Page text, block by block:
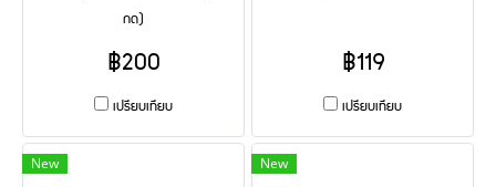
กด)
฿200
เปรียบเทียบ
฿119
เปรียบเทียบ
New New